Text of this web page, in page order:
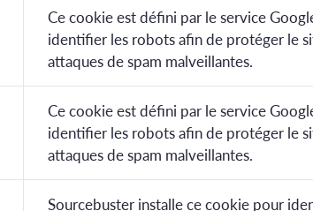
Ce cookie est défini par le service
identifier les robots afin de protéger le
attaques de spam malveillantes.
Ce cookie est défini par le service
identifier les robots afin de protéger le
attaques de spam malveillantes.
Sourcebuster installe ce cookie pour